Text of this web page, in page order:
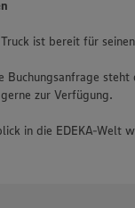
ist bereit für
Buchungsanfrage steht
gerne zur Verfügung.
in die EDEKA-Welt